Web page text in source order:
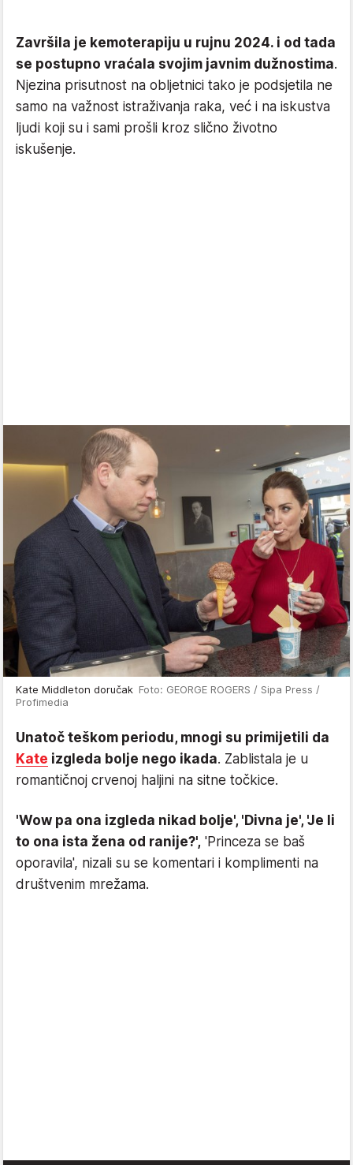
Završila je kemoterapiju u rujnu 2024. i od tada
se postupno vraćala svojim javnim dužnostima.
Njezina prisutnost na obljetnici tako je podsjetila ne
samo na važnost istraživanja raka, već i na iskustva
ljudi koji su i sami prošli kroz slično životno
iskušenje.
Kate Middleton doručak Foto: GEORGE ROGERS / Sipa Press /
Profimedia
Unatoč teškom periodu, mnogi su primijetili da
Kate izgleda bolje nego ikada. Zablistala je u
romantičnoj crvenoj haljini na sitne točkice.
'Wow pa ona izgleda nikad bolje', 'Divna je', 'Je li
to ona ista žena od ranije?', 'Princeza se baš
oporavila', nizali su se komentari i komplimenti na
društvenim mrežama.